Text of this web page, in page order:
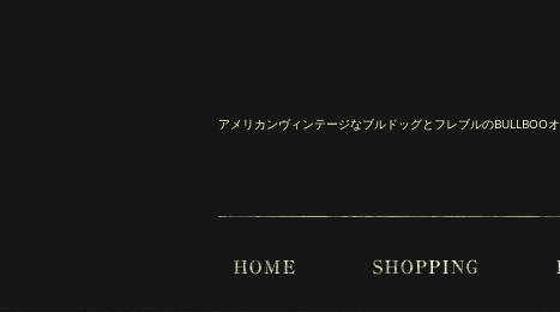
アメリカンヴィンテージなブルドッグとフレブルの